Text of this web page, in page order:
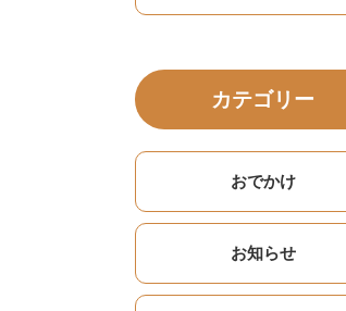
カテゴリー
おでかけ
お知らせ